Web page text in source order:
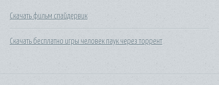
Скачать фильм спайдервик
Скачать бесплатно игры человек паук через торрент